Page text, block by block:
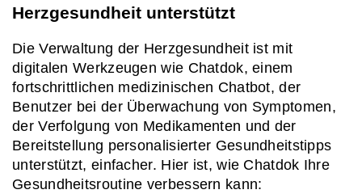
Herzgesundheit unterstützt
Die Verwaltung der Herzgesundheit ist mit
digitalen Werkzeugen wie Chatdok, einem
fortschrittlichen medizinischen Chatbot, der
Benutzer bei der Überwachung von Symptomen,
der Verfolgung von Medikamenten und der
Bereitstellung personalisierter Gesundheitstipps
unterstützt, einfacher. Hier ist, wie Chatdok Ihre
Gesundheitsroutine verbessern kann: